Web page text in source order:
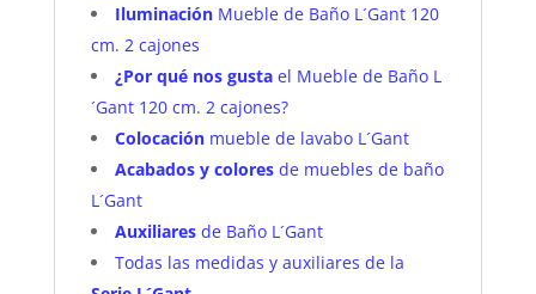
IluminaciónMueble de Baño L´Gant 120
cm. 2 cajones
¿Por qué nos gustael Mueble de Baño L
´Gant 120 cm. 2 cajones?
Colocaciónmueble de lavabo L´Gant
Acabados y coloresde muebles de baño
L´Gant
Auxiliaresde Baño L´Gant
Todas las medidas y auxiliares de la